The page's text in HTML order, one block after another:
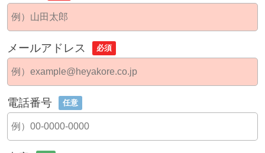
メールアドレス 必須
電話番号 任意